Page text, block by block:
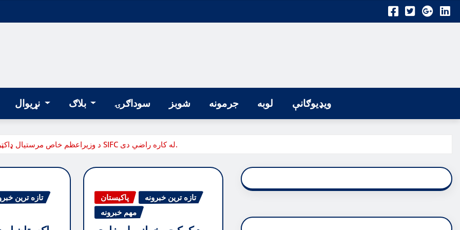
بلاګ سوداګرۍ شوبز جرمونه لوبه ویډیوګانې
د وزیراعظم خاص مرستیال ډاکټر جهانزیب خان وايي د پیسو نړیوال صندوق (آی ایم ایف) د SIFC له کاره راضي دی.
تازه ترین
پاکیستان
تازه ترین خبرونه
مهم خبرونه